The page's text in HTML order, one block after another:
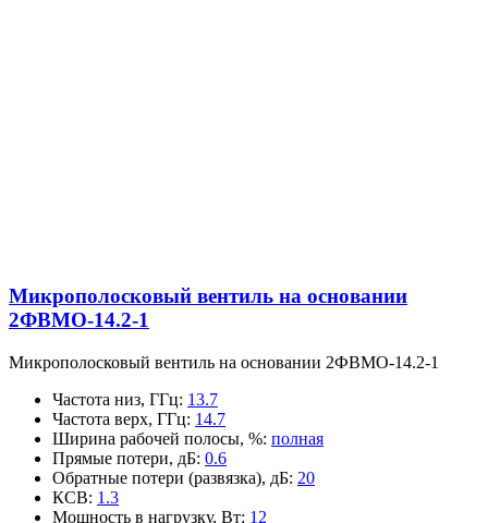
Микрополосковый вентиль на основании
2ФВМO-14.2-1
Микрополосковый вентиль на основании 2ФВМO-14.2-1
Частота низ, ГГц: 13.7
Частота верх, ГГц: 14.7
Ширина рабочей полосы, %: полная
Прямые потери, дБ: 0.6
Обратные потери (развязка), дБ: 20
КСВ: 1.3
Мощность в нагрузку, Вт: 12